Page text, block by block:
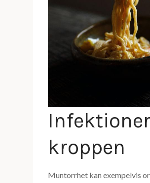
kroppen
Muntorrhet kan exempelvis